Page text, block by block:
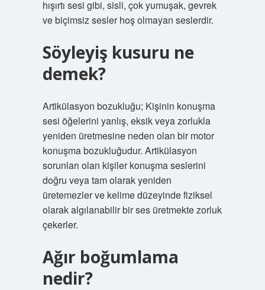
hışırtı sesi gibi, sisli, çok yumuşak, gevrek
ve biçimsiz sesler hoş olmayan seslerdir.
Söyleyiş kusuru ne
demek?
Artikülasyon bozukluğu; Kişinin konuşma
sesi öğelerini yanlış, eksik veya zorlukla
yeniden üretmesine neden olan bir motor
konuşma bozukluğudur. Artikülasyon
sorunları olan kişiler konuşma seslerini
doğru veya tam olarak yeniden
üretemezler ve kelime düzeyinde fiziksel
olarak algılanabilir bir ses üretmekte zorluk
çekerler.
Ağır boğumlama
nedir?